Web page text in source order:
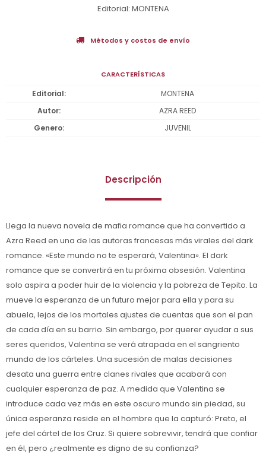
Editorial: MONTENA
Métodos y costos de envío
CARACTERÍSTICAS
Editorial
MONTENA
Autor
AZRA REED
Genero
JUVENIL
Descripción
Llega la nueva novela de mafia romance que ha convertido a
Azra Reed en una de las autoras francesas más virales del dark
romance. «Este mundo no te esperará, Valentina». El dark
romance que se convertirá en tu próxima obsesión. Valentina
solo aspira a poder huir de la violencia y la pobreza de Tepito. La
mueve la esperanza de un futuro mejor para ella y para su
abuela, lejos de los mortales ajustes de cuentas que son el pan
de cada día en su barrio. Sin embargo, por querer ayudar a sus
seres queridos, Valentina se verá atrapada en el sangriento
mundo de los cárteles. Una sucesión de malas decisiones
desata una guerra entre clanes rivales que acabará con
cualquier esperanza de paz. A medida que Valentina se
introduce cada vez más en este oscuro mundo sin piedad, su
única esperanza reside en el hombre que la capturó: Preto, el
jefe del cártel de los Cruz. Si quiere sobrevivir, tendrá que confiar
en él, pero ¿realmente es digno de su confianza?